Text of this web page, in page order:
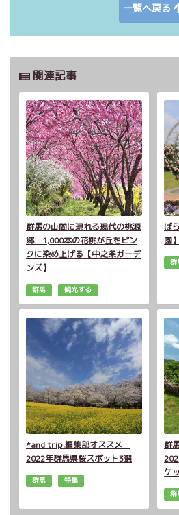
一覧へ戻る
関連記事
群馬の山間に現れる現代の桃源
郷 1,000本の花桃が丘をピン
クに染め上げる【中之条ガーデ
ンズ】
群馬 観光する
ば
園】
群
*and trip.編集部オススメ
2022年群馬県桜スポット3選
群馬 特集
群
ケ
群